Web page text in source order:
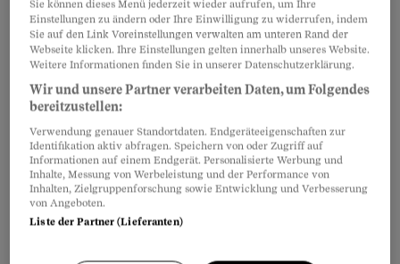
Sie können dieses Menü jederzeit wieder aufrufen, um Ihre
Einstellungen zu ändern oder Ihre Einwilligung zu widerrufen, indem
Sie auf den Link Voreinstellungen verwalten am unteren Rand der
Webseite klicken. Ihre Einstellungen gelten innerhalb unseres Website.
Weitere Informationen finden Sie in unserer Datenschutzerklärung.
Wir und unsere Partner verarbeiten Daten, um Folgendes
bereitzustellen:
Verwendung genauer Standortdaten. Endgeräteeigenschaften zur
Identifikation aktiv abfragen. Speichern von oder Zugriff auf
Informationen auf einem Endgerät. Personalisierte Werbung und
Inhalte, Messung von Werbeleistung und der Performance von
Inhalten, Zielgruppenforschung sowie Entwicklung und Verbesserung
von Angeboten.
Liste der Partner (Lieferanten)